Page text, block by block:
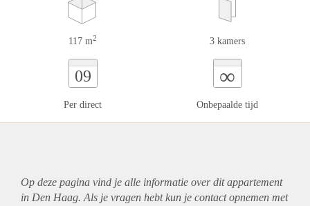
117 m2 3 kamers
09
Per direct
∞
Onbepaalde tijd
Op deze pagina vind je alle informatie over ditappartement
in Den Haag. Als je vragen hebt kun je contact opnemen met